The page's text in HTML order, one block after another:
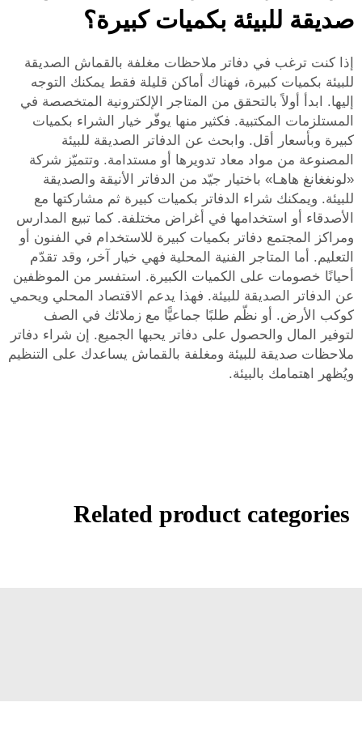
صديقة للبيئة بكميات كبيرة؟
إذا كنت ترغب في دفاتر ملاحظات مغلفة بالقماش الصديقة
للبيئة بكميات كبيرة، فهناك أماكن قليلة فقط يمكنك التوجه
إليها. ابدأ أولاً بالتحقق من المتاجر الإلكترونية المتخصصة في
المستلزمات المكتبية. فكثير منها يوفّر خيار الشراء بكميات
كبيرة وبأسعار أقل. وابحث عن الدفاتر الصديقة للبيئة
المصنوعة من مواد معاد تدويرها أو مستدامة. وتتميّز شركة
«لونغغانغ هاهـا» باختيار جيّد من الدفاتر الأنيقة والصديقة
للبيئة. ويمكنك شراء الدفاتر بكميات كبيرة ثم مشاركتها مع
الأصدقاء أو استخدامها في أغراض مختلفة. كما تبيع المدارس
ومراكز المجتمع دفاتر بكميات كبيرة للاستخدام في الفنون أو
التعليم. أما المتاجر الفنية المحلية فهي خيار آخر، وقد تقدّم
أحيانًا خصومات على الكميات الكبيرة. استفسر من الموظفين
عن الدفاتر الصديقة للبيئة. فهذا يدعم الاقتصاد المحلي ويحمي
كوكب الأرض. أو نظّم طلبًا جماعيًّا مع زملائك في الصف
لتوفير المال والحصول على دفاتر يحبها الجميع. إن شراء دفاتر
ملاحظات صديقة للبيئة ومغلفة بالقماش يساعدك على التنظيم
ويُظهر اهتمامك بالبيئة.
Related product categories